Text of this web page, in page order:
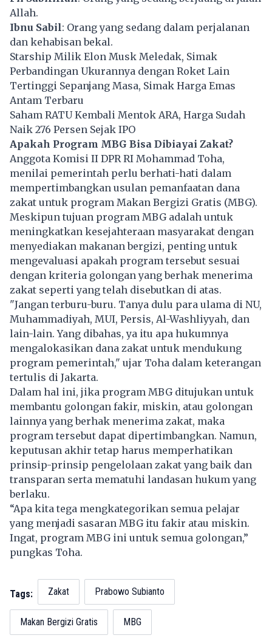
Allah.
Ibnu Sabil: Orang yang sedang dalam perjalanan
dan kehabisan bekal.
Starship Milik Elon Musk Meledak, Simak
Perbandingan Ukurannya dengan Roket Lain
Tertinggi Sepanjang Masa, Simak Harga Emas
Antam Terbaru
Saham RATU Kembali Mentok ARA, Harga Sudah
Naik 276 Persen Sejak IPO
Apakah Program MBG Bisa Dibiayai Zakat?
Anggota Komisi II DPR RI Mohammad Toha,
menilai pemerintah perlu berhati-hati dalam
mempertimbangkan usulan pemanfaatan dana
zakat untuk program Makan Bergizi Gratis (MBG).
Meskipun tujuan program MBG adalah untuk
meningkatkan kesejahteraan masyarakat dengan
menyediakan makanan bergizi, penting untuk
mengevaluasi apakah program tersebut sesuai
dengan kriteria golongan yang berhak menerima
zakat seperti yang telah disebutkan di atas.
"Jangan terburu-buru. Tanya dulu para ulama di NU,
Muhammadiyah, MUI, Persis, Al-Washliyyah, dan
lain-lain. Yang dibahas, ya itu apa hukumnya
mengalokasikan dana zakat untuk mendukung
program pemerintah," ujar Toha dalam keterangan
tertulis di Jakarta.
Dalam hal ini, jika program MBG ditujukan untuk
membantu golongan fakir, miskin, atau golongan
lainnya yang berhak menerima zakat, maka
program tersebut dapat dipertimbangkan. Namun,
keputusan akhir tetap harus memperhatikan
prinsip-prinsip pengelolaan zakat yang baik dan
transparan serta mematuhi landasan hukum yang
berlaku.
“Apa kita tega mengkategorikan semua pelajar
yang menjadi sasaran MBG itu fakir atau miskin.
Ingat, program MBG ini untuk semua golongan,”
pungkas Toha.
Tags: Zakat Prabowo Subianto
Makan Bergizi Gratis MBG